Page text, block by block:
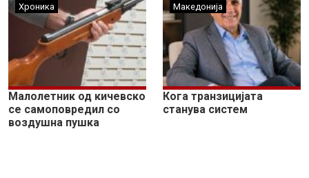
Хроника
Малолетник од кичевско
се самоповредил со
воздушна пушка
Македонија
Кога транзицијата
станува систем